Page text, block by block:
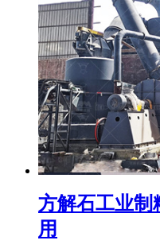
方解石工业制
用